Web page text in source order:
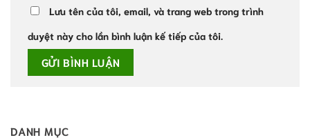
Lưu tên của tôi, email, và trang web trong trình
duyệt này cho lần bình luận kế tiếp của tôi.
DANH MỤC